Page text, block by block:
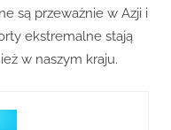
są przeważnie w Azji i
ekstremalne stają
w naszym kraju.